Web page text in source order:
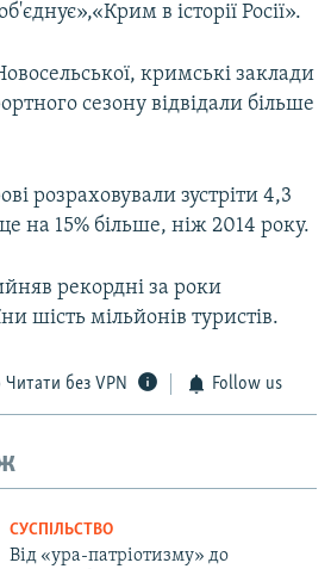
в історії Росії».
кримські заклади
сезону відвідали більше
розраховували зустріти 4,3
на 15% більше, ніж 2014 року.
рекордні за роки
шість мільйонів туристів.
Читати без VPN Follow us
СУСПІЛЬСТВО
Від «ура-патріотизму» до